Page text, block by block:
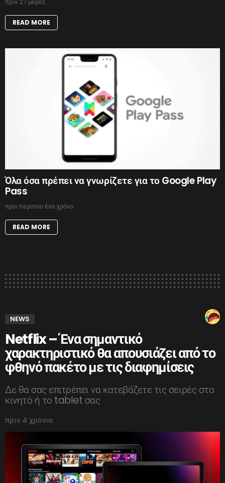
READ MORE
Όλα όσα πρέπει να γνωρίζετε για το Google Play
Pass
πριν περίπου ένα χρόνο
READ MORE
NEWS
Netflix – Ένα σημαντικό
χαρακτηριστικό θα απουσιάζει από το
φθηνό πακέτο με τις διαφημίσεις
Δε θα σας επιτρέπει να κατεβάζετε τις σειρές στο
κινητό ή το tablet σας
πριν 4 χρόνια